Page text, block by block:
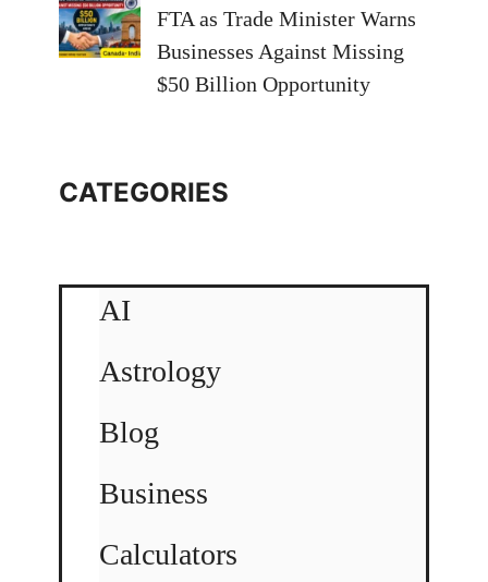
FTA as Trade Minister Warns
Businesses Against Missing
$50 Billion Opportunity
CATEGORIES
AI
Astrology
Blog
Business
Calculators